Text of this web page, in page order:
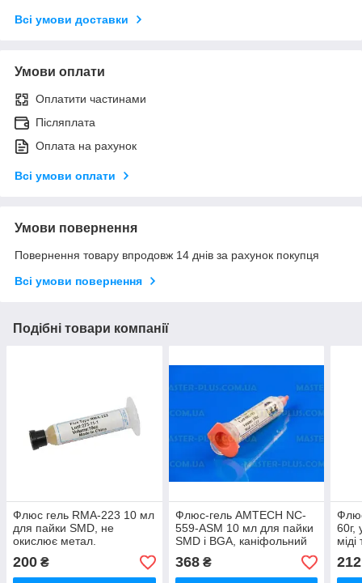
Всі умови доставки
Умови оплати
Оплатити частинами
Післяплата
Оплата на рахунок
Всі умови оплати
Умови повернення
Повернення товару впродовж 14 днів за рахунок покупця
Всі умови повернення
Подібні товари компанії
Флюс гель RMA-223 10 мл
для пайки SMD, не
окислює метал.
200 ₴
Флюс-гель AMTECH NC-
559-ASM 10 мл для пайки
SMD і BGA, каніфольний
368₴
60г,
212